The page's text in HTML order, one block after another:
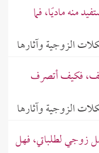
منه ماديًا، فما
الزوجية وآثارها
فكيف أتصرف
الزوجية وآثارها
زوجي لطلباتي، فهل